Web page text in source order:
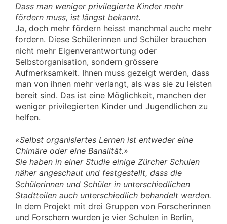
Dass man weniger privilegierte Kinder mehr
fördern muss, ist längst bekannt.
Ja, doch mehr fördern heisst manchmal auch: mehr
fordern. Diese Schülerinnen und Schüler brauchen
nicht mehr Eigenverantwortung oder
Selbstorganisation, sondern grössere
Aufmerksamkeit. Ihnen muss gezeigt werden, dass
man von ihnen mehr verlangt, als was sie zu leisten
bereit sind. Das ist eine Möglichkeit, manchen der
weniger privilegierten Kinder und Jugendlichen zu
helfen.
«Selbst organisiertes Lernen ist entweder eine
Chimäre oder eine Banalität.»
Sie haben in einer Studie einige Zürcher Schulen
näher angeschaut und festgestellt, dass die
Schülerinnen und Schüler in unterschiedlichen
Stadtteilen auch unterschiedlich behandelt werden.
In dem Projekt mit drei Gruppen von Forscherinnen
und Forschern wurden je vier Schulen in Berlin,